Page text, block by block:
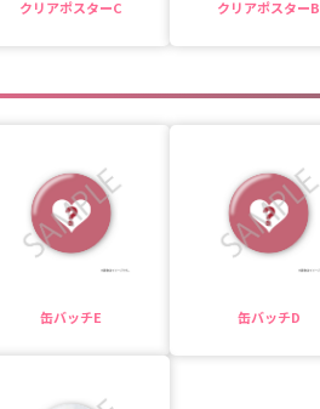
クリアポスターC クリアポスターB
缶バッチE 缶バッチD